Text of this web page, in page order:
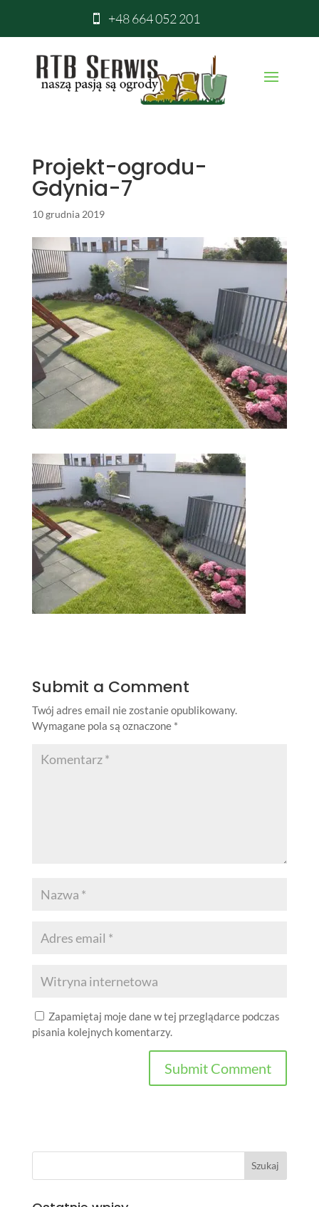
 +48 664 052 201
Projekt-ogrodu-
Gdynia-7
10 grudnia 2019
Submit a Comment
Twój adres email nie zostanie opublikowany.
Wymagane pola są oznaczone *
Zapamiętaj moje dane w tej przeglądarce podczas
pisania kolejnych komentarzy.